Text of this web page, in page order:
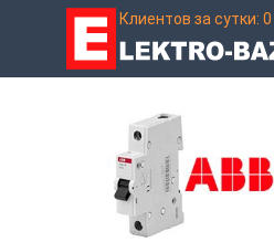
Клиентов за сутки: 0